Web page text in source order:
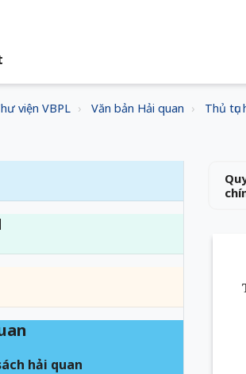
viện VBPL Văn bản Hải quan Thủ tục
hải quan